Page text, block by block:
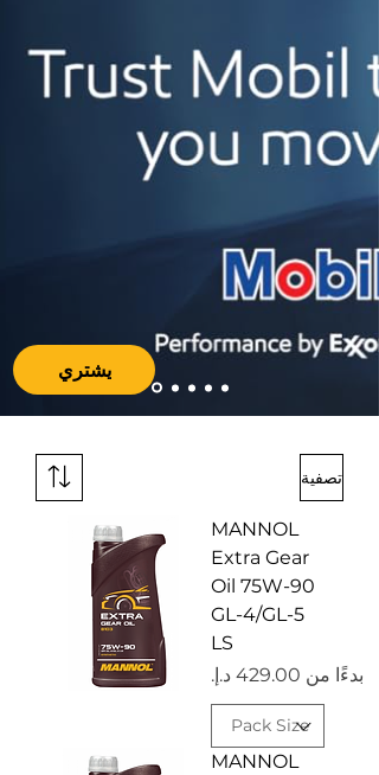
يشتري
تصفية
MANNOL
Extra Gear
Oil 75W-90
GL-4/GL-5
LS
بدءًا من
سعر البيع
MANNOL